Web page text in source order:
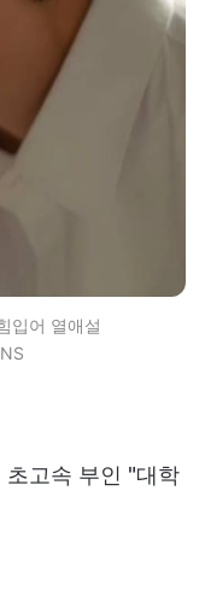
입어 열애설
초고속 부인 "대학